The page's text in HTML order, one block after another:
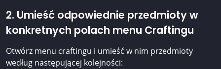
2. Umieść odpowiednie przedmioty w
konkretnych polach menu Craftingu
Otwórz menu craftingu i umieść w nim przedmioty
według następującej kolejności: